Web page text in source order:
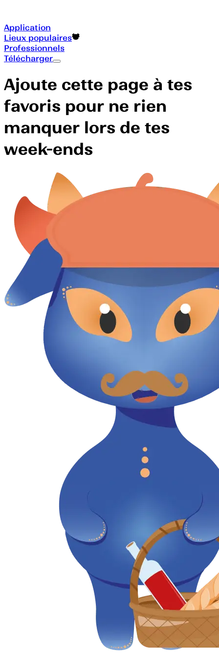
Application
Lieux populaires
Professionnels
Télécharger
Ajoute cette page à tes
favoris pour ne rien
manquer lors de tes
week-ends